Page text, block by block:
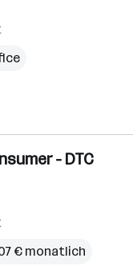
- DTC
€ monatlich